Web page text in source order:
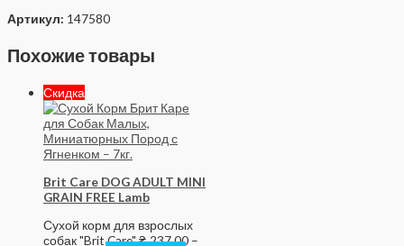
Артикул: 147580
Похожие товары
Скидка
Brit Care DOG ADULT MINI
GRAIN FREE Lamb
Сухой корм для взрослых
собак "Brit Care"₴ 237.00 –